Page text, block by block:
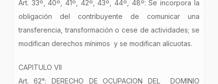
Art. 33º, 40º, 41º, 42º, 43º, 44º, 48º: Se incorpora la
obligación del contribuyente de comunicar una
transferencia, transformación o cese de actividades; se
modifican derechos mínimos y se modifican alícuotas.
CAPITULO VII
Art. 62°: DERECHO DE OCUPACION DEL DOMINIO